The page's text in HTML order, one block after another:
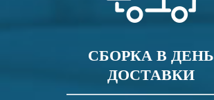
СБОРКА В ДЕНЬ
ДОСТАВКИ